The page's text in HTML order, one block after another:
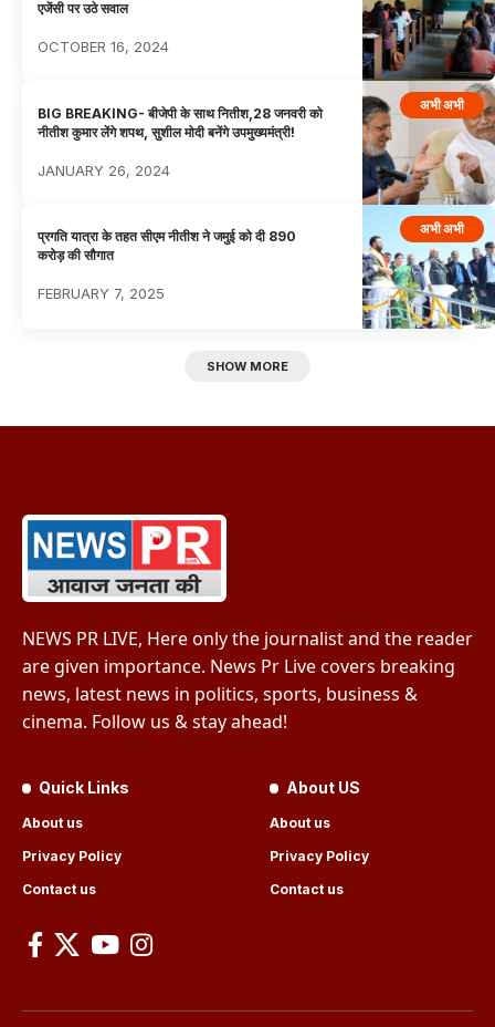
एजेंसी पर उठे सवाल
OCTOBER 16, 2024
अभी अभी
BIG BREAKING- बीजेपी के साथ नितीश,28 जनवरी को
नीतीश कुमार लेंगे शपथ, सुशील मोदी बनेंगे उपमुख्यमंत्री!
JANUARY 26, 2024
अभी अभी
प्रगति यात्रा के तहत सीएम नीतीश ने जमुई को दी 890
करोड़ की सौगात
FEBRUARY 7, 2025
SHOW MORE
NEWS PR LIVE, Here only the journalist and the reader
are given importance. News Pr Live covers breaking
news, latest news in politics, sports, business &
cinema. Follow us & stay ahead!
Quick Links
About us
Privacy Policy
Contact us
About US
About us
Privacy Policy
Contact us